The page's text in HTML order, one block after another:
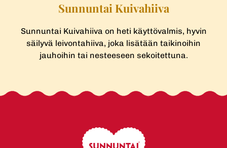
Sunnuntai Kuivahiiva
Sunnuntai Kuivahiiva on heti käyttövalmis, hyvin
säilyvä leivontahiiva, joka lisätään taikinoihin
jauhoihin tai nesteeseen sekoitettuna.